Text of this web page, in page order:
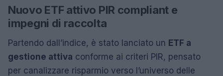
Nuovo ETF attivo PIR compliant e
impegni di raccolta
Partendo dall’indice, è stato lanciato un ETF a
gestione attiva conforme ai criteri PIR, pensato
per canalizzare risparmio verso l’universo delle